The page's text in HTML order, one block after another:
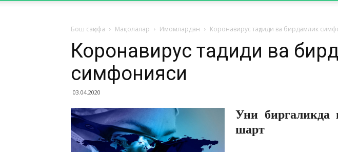
Бош саҳифа Мақолалар Имомлардан Коронавирус таҳдиди ва бирдамлик
Коронавирус таҳдиди ва
симфонияси
03.04.2020
Уни биргаликда
шарт